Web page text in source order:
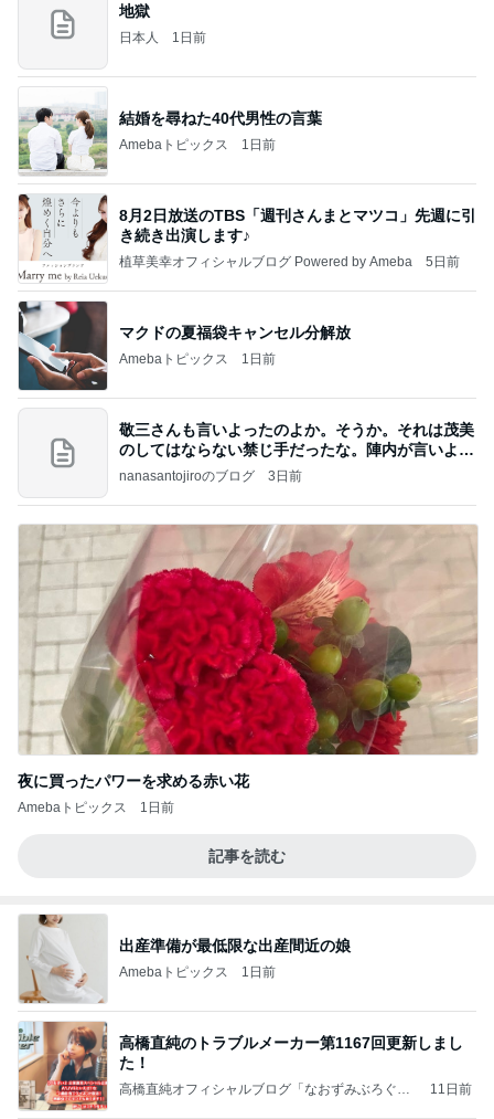
地獄
日本人 1日前
結婚を尋ねた40代男性の言葉
Amebaトピックス 1日前
8月2日放送のTBS「週刊さんまとマツコ」先週に引
き続き出演します♪
植草美幸オフィシャルブログ Powered by Ameba 5日前
マクドの夏福袋キャンセル分解放
Amebaトピックス 1日前
敬三さんも言いよったのよか。そうか。それは茂美
のしてはならない禁じ手だったな。陣内が言いよる
のよ
nanasantojiroのブログ 3日前
夜に買ったパワーを求める赤い花
Amebaトピックス 1日前
記事を読む
出産準備が最低限な出産間近の娘
Amebaトピックス 1日前
高橋直純のトラブルメーカー第1167回更新しまし
た！
高橋直純オフィシャルブログ「なおずみぶろぐ」
11日前